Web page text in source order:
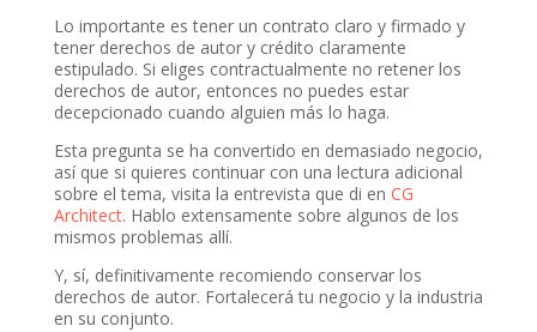
Lo importante es tener un contrato claro y firmado y
tener derechos de autor y crédito claramente
estipulado. Si eliges contractualmente no retener los
derechos de autor, entonces no puedes estar
decepcionado cuando alguien más lo haga.
Esta pregunta se ha convertido en demasiado negocio,
así que si quieres continuar con una lectura adicional
sobre el tema, visita la entrevista que di en CG
Architect. Hablo extensamente sobre algunos de los
mismos problemas allí.
Y, sí, definitivamente recomiendo conservar los
derechos de autor. Fortalecerá tu negocio y la industria
en su conjunto.